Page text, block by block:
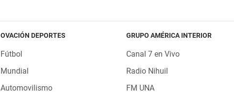
OVACIÓN DEPORTES
Fútbol
Mundial
Automovilismo
GRUPO AMÉRICA INTERIOR
Canal 7 en Vivo
Radio Nihuil
FM UNA